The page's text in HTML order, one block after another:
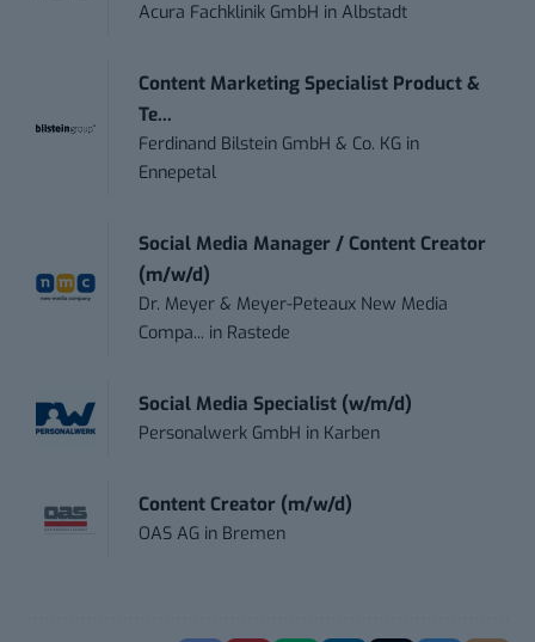
Acura Fachklinik GmbH inAlbstadt
Content Marketing Specialist Product &
Te...
Ferdinand Bilstein GmbH & Co. KG in
Ennepetal
Social Media Manager / Content Creator
(m/w/d)
Dr. Meyer & Meyer-Peteaux New Media
Compa... in Rastede
Social Media Specialist (w/m/d)
Personalwerk GmbH in Karben
Content Creator (m/w/d)
OAS AG in Bremen